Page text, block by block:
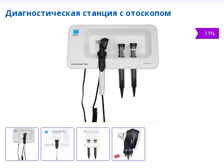
Диагностическая станция с отоскопом
-11%